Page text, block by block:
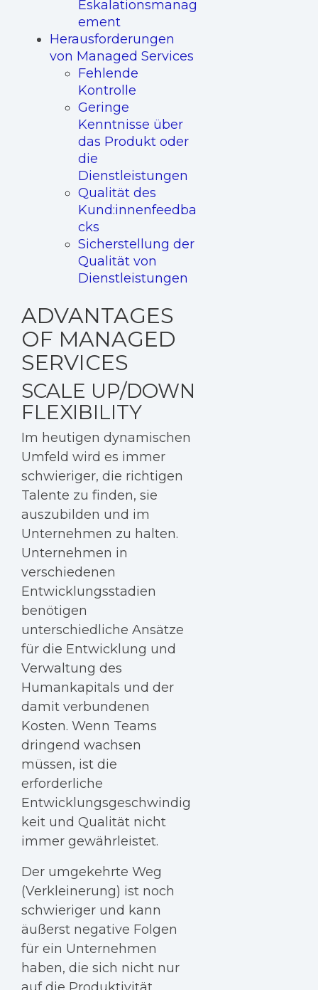
Eskalationsmanag
ement
Herausforderungen
von Managed Services
Fehlende
Kontrolle
Geringe
Kenntnisse über
das Produkt oder
die
Dienstleistungen
Qualität des
Kund:innenfeedba
cks
Sicherstellung der
Qualität von
Dienstleistungen
ADVANTAGES
OF MANAGED
SERVICES
SCALE UP/DOWN
FLEXIBILITY
Im heutigen dynamischen
Umfeld wird es immer
schwieriger, die richtigen
Talente zu finden, sie
auszubilden und im
Unternehmen zu halten.
Unternehmen in
verschiedenen
Entwicklungsstadien
benötigen
unterschiedliche Ansätze
für die Entwicklung und
Verwaltung des
Humankapitals und der
damit verbundenen
Kosten. Wenn Teams
dringend wachsen
müssen, ist die
erforderliche
Entwicklungsgeschwindig
keit und Qualität nicht
immer gewährleistet.
Der umgekehrte Weg
(Verkleinerung) ist noch
schwieriger und kann
äußerst negative Folgen
für ein Unternehmen
haben, die sich nicht nur